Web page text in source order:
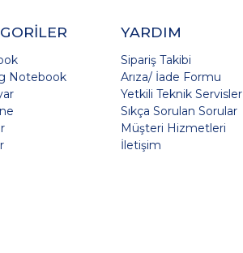
Notebook
YARDIM
Sipariş Takibi
Arıza/ İade Formu
Yetkili Teknik Servisler
Sıkça Sorulan Sorular
Müşteri Hizmetleri
İletişim